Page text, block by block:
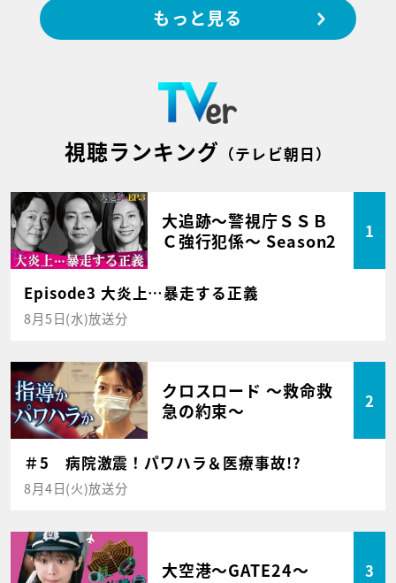
もっと見る
視聴ランキング （テレビ朝日）
大追跡～警視庁ＳＳＢ
Ｃ強行犯係～ Season2
1
Episode3 大炎上…暴走する正義
8月5日(水)放送分
クロスロード ～救命救
急の約束～
2
＃5 病院激震！パワハラ＆医療事故!?
8月4日(火)放送分
大空港～GATE24～ 3